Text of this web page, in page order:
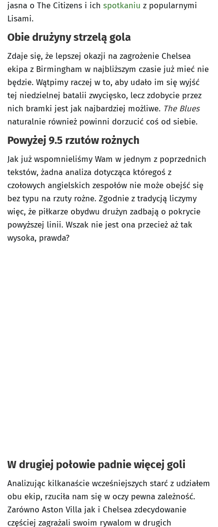
jasna o The Citizens i ich spotkaniu z popularnymi
Lisami.
Obie drużyny strzelą gola
Zdaje się, że lepszej okazji na zagrożenie Chelsea
ekipa z Birmingham w najbliższym czasie już mieć nie
będzie. Wątpimy raczej w to, aby udało im się wyjść
tej niedzielnej batalii zwycięsko, lecz zdobycie przez
nich bramki jest jak najbardziej możliwe. The Blues
naturalnie również powinni dorzucić coś od siebie.
Powyżej 9.5 rzutów rożnych
Jak już wspomnieliśmy Wam w jednym z poprzednich
tekstów, żadna analiza dotycząca któregoś z
czołowych angielskich zespołów nie może obejść się
bez typu na rzuty rożne. Zgodnie z tradycją liczymy
więc, że piłkarze obydwu drużyn zadbają o pokrycie
powyższej linii. Wszak nie jest ona przecież aż tak
wysoka, prawda?
W drugiej połowie padnie więcej goli
Analizując kilkanaście wcześniejszych starć z udziałem
obu ekip, rzuciła nam się w oczy pewna zależność.
Zarówno Aston Villa jak i Chelsea zdecydowanie
częściej zagrażali swoim rywalom w drugich